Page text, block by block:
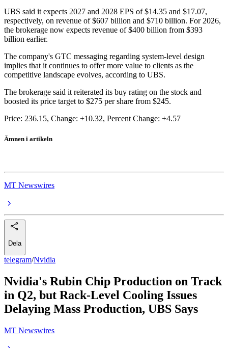
UBS said it expects 2027 and 2028 EPS of $14.35 and $17.07,
respectively, on revenue of $607 billion and $710 billion. For 2026,
the brokerage now expects revenue of $400 billion from $393
billion earlier.
The company's GTC messaging regarding system-level design
implies that it continues to offer more value to clients as the
competitive landscape evolves, according to UBS.
The brokerage said it reiterated its buy rating on the stock and
boosted its price target to $275 per share from $245.
Price: 236.15, Change: +10.32, Percent Change: +4.57
Ämnen i artikeln
MT Newswires
Dela
telegram/Nvidia
Nvidia's Rubin Chip Production on Track
in Q2, but Rack-Level Cooling Issues
Delaying Mass Production, UBS Says
MT Newswires